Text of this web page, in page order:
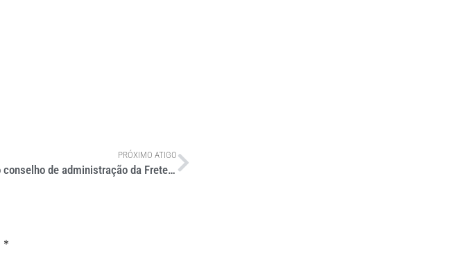
PRÓXIMO ATIGO
Investidor chinês entra para o conselho de administração da Frete.com
*